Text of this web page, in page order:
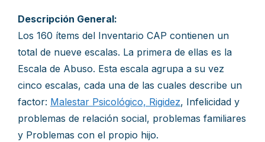
Descripción General:
Los 160 ítems del Inventario CAP contienen un
total de nueve escalas. La primera de ellas es la
Escala de Abuso. Esta escala agrupa a su vez
cinco escalas, cada una de las cuales describe un
factor: Malestar Psicológico, Rigidez, Infelicidad y
problemas de relación social, problemas familiares
y Problemas con el propio hijo.